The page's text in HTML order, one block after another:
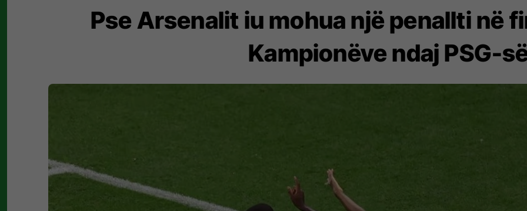
Pse Arsenalit iu mohua një penallti në
Kampionëve ndaj PSG-